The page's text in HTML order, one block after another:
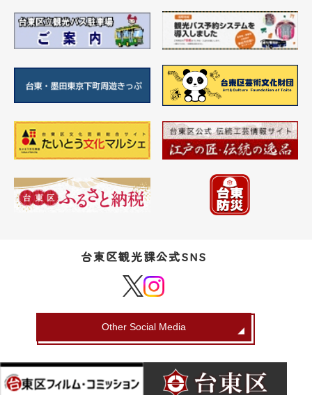
台東区観光課公式SNS
Other Social Media